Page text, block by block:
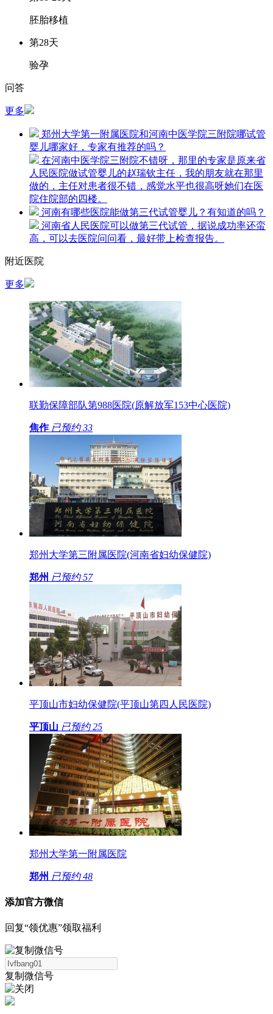
胚胎移植
第28天
验孕
问答
更多
郑州大学第一附属医院和河南中医学院三附院哪试管
婴儿哪家好，专家有推荐的吗？
在河南中医学院三附院不错呀，那里的专家是原来省
人民医院做试管婴儿的赵瑞钦主任，我的朋友就在那里
做的，主任对患者很不错，感觉水平也很高呀她们在医
院住院部的四楼。
河南有哪些医院能做第三代试管婴儿？有知道的吗？
河南省人民医院可以做第三代试管，据说成功率还蛮
高，可以去医院问问看，最好带上检查报告。
附近医院
更多
联勤保障部队第988医院(原解放军153中心医院)
焦作 已预约 33
郑州大学第三附属医院(河南省妇幼保健院)
郑州 已预约 57
平顶山市妇幼保健院(平顶山第四人民医院)
平顶山 已预约 25
郑州大学第一附属医院
郑州 已预约 48
添加官方微信
回复“领优惠”领取福利
复制微信号